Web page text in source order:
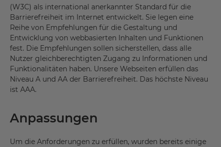
(W3C) als international anerkannter Standard für die
Barrierefreiheit im Internet entwickelt. Sie legen eine
Reihe von Empfehlungen für die Gestaltung und
Entwicklung von webbasierten Inhalten und Funktionen
fest. Die Empfehlungen sollen sicherstellen, dass alle
Nutzer gleichberechtigten Zugang zu Informationen und
Funktionalitäten haben. Unsere Webseiten erfüllen das
Niveau A und AA der Barrierefreiheit. Das höchste Niveau
ist AAA.
Anpassungen
Um die Anforderungen zu erfüllen, wurden bereits einige